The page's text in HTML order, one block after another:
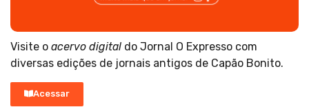
Visite o acervo digital do Jornal O Expresso com
diversas edições de jornais antigos de Capão Bonito.
Acessar